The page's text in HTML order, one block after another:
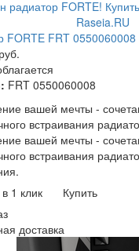
FORTE FRT
руб.
FRT 0550060008
вашей мечты -
встраивания
вашей мечты -
встраивания
1 клик
Купить
доставка